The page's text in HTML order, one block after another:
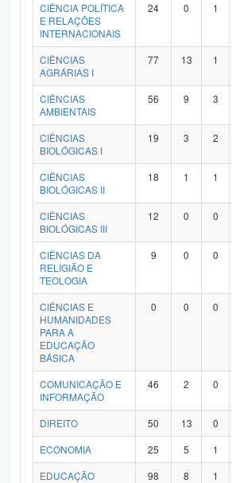
CIÊNCIA POLÍTICA
E RELAÇÕES
INTERNACIONAIS
24 0 1
CIÊNCIAS
AGRÁRIAS I
77 13 1
CIÊNCIAS
AMBIENTAIS
56 9 3
CIÊNCIAS
BIOLÓGICAS I
19 3 2
CIÊNCIAS
BIOLÓGICAS II
18 1 1
CIÊNCIAS
BIOLÓGICAS III
12 0 0
CIÊNCIAS DA
RELIGIÃO E
TEOLOGIA
9 0 0
CIÊNCIAS E
HUMANIDADES
PARA A
EDUCAÇÃO
BÁSICA
0 0 0
COMUNICAÇÃO E
INFORMAÇÃO
46 2 0
DIREITO 50 13 0
ECONOMIA
25 5 1
EDUCAÇÃO
98 8 1